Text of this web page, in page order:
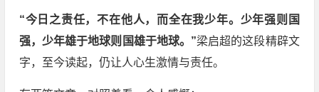
“今日之责任，不在他人，而全在我少年。少年强则国
强，少年雄于地球则国雄于地球。”梁启超的这段精辟文
字，至今读起，仍让人心生激情与责任。